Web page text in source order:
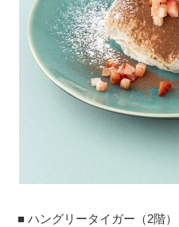
■ ハングリータイガー（2階）